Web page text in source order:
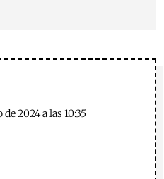
de 2024 a las 10:35